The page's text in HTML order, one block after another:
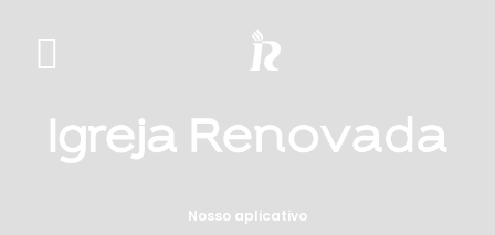
Nosso aplicativo